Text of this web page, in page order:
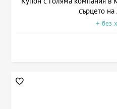
сърцето на
+ без